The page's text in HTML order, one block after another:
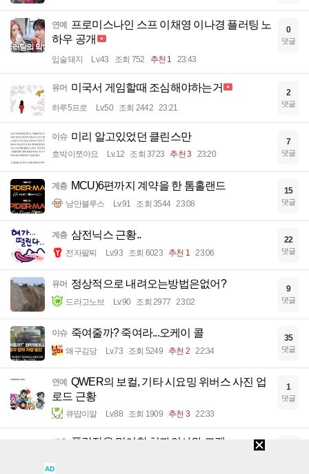
연예
프로미스나인 스프 이채영 이나경 플러팅 노
하우 공개
입술돼지 Lv.43 조회 752 추천 1 23:43
0
댓글
유머 미국서 게임할때 조심해야하는거
하루5프로 Lv.50 조회 2442 23:21
2
댓글
이슈 미리 알고있었던 클린스만
호박이쪼아요 Lv.12 조회 3723 추천 3 23:20
7
댓글
계층 MCU)6편까지 계약을 한 톰홀랜드
낭만블루스 Lv.91 조회 3544 23:08
15
댓글
계층 삼전닉스 근황..
전자팔찌 Lv.93 조회 6023 추천 1 23:06
22
댓글
유머 정상적으로 내려오는방법은없어?
드라고노브 Lv.90 조회 2977 23:02
9
댓글
이슈 죽여줄까? 죽여라...오케이 콜
왜구김당 Lv.73 조회 5249 추천 2 22:34
35
댓글
연예
QWER의 보컬, 기타 시요밍 위버스 사진 업
로드 근황
큐땁이알 Lv.88 조회 1909 추천 3 22:33
1
댓글
계층 폭락장을 맞이한 치과의사와 고객
AD